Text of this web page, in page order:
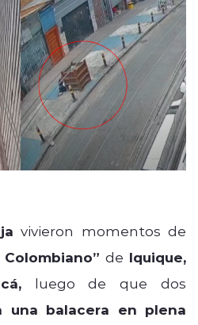
vivieron momentos de
Colombiano” de Iquique,
luego de que dos
una balacera en plena